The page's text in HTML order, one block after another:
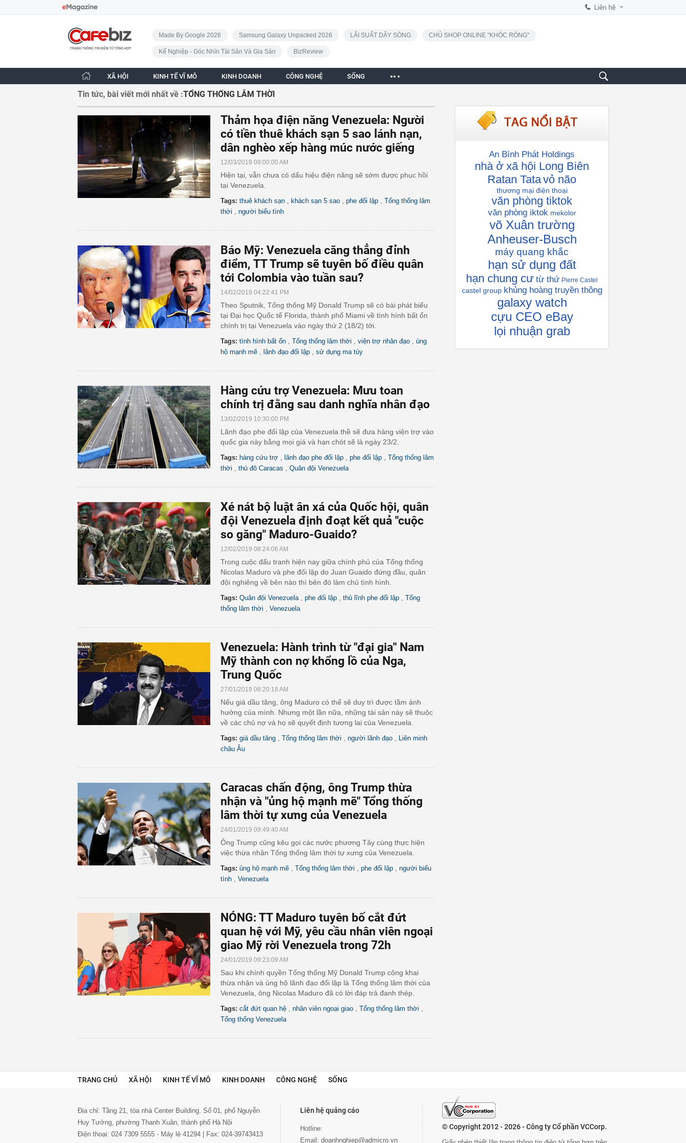
Liên hệ
CafeBiz - Trang chủ
Made By Google 2026
Samsung Galaxy Unpacked 2026 LÃI SUẤT DẬY SÓNG CHỦ SHOP ONLINE "KHÓC RÒNG"
Kế Nghiệp - Góc Nhìn Tài Sản Và Gia Sản BizReview
XÃ HỘI KINH TẾ VĨ MÔ KINH DOANH CÔNG NGHỆ SỐNG
Tin tức, bài viết mới nhất về :TỔNG THỐNG LÂM THỜI
Thảm họa điện năng Venezuela: Người
có tiền thuê khách sạn 5 sao lánh nạn,
dân nghèo xếp hàng múc nước giếng
12/03/2019 09:00:00 AM
Hiện tại, vẫn chưa có dấu hiệu điện năng sẽ sớm được phục hồi
tại Venezuela.
Tags: thuê khách sạn khách sạn 5 sao phe đối lập
Tổng thống lâm
thời
người biểu tình
Báo Mỹ: Venezuela căng thẳng đỉnh
điểm, TT Trump sẽ tuyên bố điều quân
tới Colombia vào tuần sau?
14/02/2019 04:22:41 PM
Theo Sputnik, Tổng thống Mỹ Donald Trump sẽ có bài phát biểu
tại Đại học Quốc tế Florida, thành phố Miami về tình hình bất ổn
chính trị tại Venezuela vào ngày thứ 2 (18/2) tới.
Tags: tình hình bất ổn Tổng thống lâm thời viện trợ nhân đạo
ủng
hộ mạnh mẽ
lãnh đạo đối lập sử dụng ma túy
Hàng cứu trợ Venezuela: Mưu toan
chính trị đằng sau danh nghĩa nhân đạo
13/02/2019 10:30:00 PM
Lãnh đạo phe đối lập của Venezuela thề sẽ đưa hàng viện trợ vào
quốc gia này bằng mọi giá và hạn chót sẽ là ngày 23/2.
Tags: hàng cứu trợ lãnh đạo phe đối lập phe đối lập
Tổng thống lâm
thời
thủ đô Caracas Quân đội Venezuela
Xé nát bộ luật ân xá của Quốc hội, quân
đội Venezuela định đoạt kết quả "cuộc
so găng" Maduro-Guaido?
12/02/2019 08:24:06 AM
Trong cuộc đấu tranh hiện nay giữa chính phủ của Tổng thống
Nicolas Maduro và phe đối lập do Juan Guaido đứng đầu, quân
đội nghiêng về bên nào thì bên đó làm chủ tình hình.
Tags: Quân đội Venezuela phe đối lập thủ lĩnh phe đối lập
Tổng
thống lâm thời
Venezuela
Venezuela: Hành trình từ "đại gia" Nam
Mỹ thành con nợ khổng lồ của Nga,
Trung Quốc
27/01/2019 08:20:18 AM
Nếu giá dầu tăng, ông Maduro có thể sẽ duy trì được tầm ảnh
hưởng của mình. Nhưng một lần nữa, những tài sản này sẽ thuộc
về các chủ nợ và họ sẽ quyết định tương lai của Venezuela.
Tags: giá dầu tăng Tổng thống lâm thời người lãnh đạo
Liên minh
châu Âu
Caracas chấn động, ông Trump thừa
nhận và "ủng hộ mạnh mẽ" Tổng thống
lâm thời tự xưng của Venezuela
24/01/2019 09:49:40 AM
Ông Trump cũng kêu gọi các nước phương Tây cùng thực hiện
việc thừa nhận Tổng thống lâm thời tự xưng của Venezuela.
Tags: ủng hộ mạnh mẽ Tổng thống lâm thời phe đối lập
người biểu
tình
Venezuela
NÓNG: TT Maduro tuyên bố cắt đứt
quan hệ với Mỹ, yêu cầu nhân viên ngoại
giao Mỹ rời Venezuela trong 72h
24/01/2019 09:23:09 AM
Sau khi chính quyền Tổng thống Mỹ Donald Trump công khai
thừa nhận và ủng hộ lãnh đạo đối lập là Tổng thống lâm thời của
Venezuela, ông Nicolas Maduro đã có lời đáp trả đanh thép.
Tags: cắt đứt quan hệ nhân viên ngoại giao Tổng thống lâm thời
Tổng thống Venezuela
An Bình Phát Holdings
nhà ở xã hội Long Biên
Ratan Tatavỏ não
thương mại điện thoại
văn phòng tiktok
văn phòng iktok mekolor
võ Xuân trường
Anheuser-Busch
máy quang khắc
hạn sử dụng đất
hạn chung cư từ thứ Pierre Castel
castel group khủng hoàng truyền thông
galaxy watch
cựu CEO eBay
lọi nhuận grab
TRANG CHỦ XÃ HỘI KINH TẾ VĨ MÔ KINH DOANH CÔNG NGHỆ SỐNG
Địa chỉ: Tầng 21, tòa nhà Center Building. Số 01, phố Nguyễn
Huy Tưởng, phường Thanh Xuân, thành phố Hà Nội
Điện thoại: 024 7309 5555 - Máy lẻ 41294 | Fax: 024-39743413
Liên hệ quảng cáo
Hotline:
Email: doanhnghiep@admicro.vn
© Copyright 2012 - 2026 - Công ty Cổ phần VCCorp.